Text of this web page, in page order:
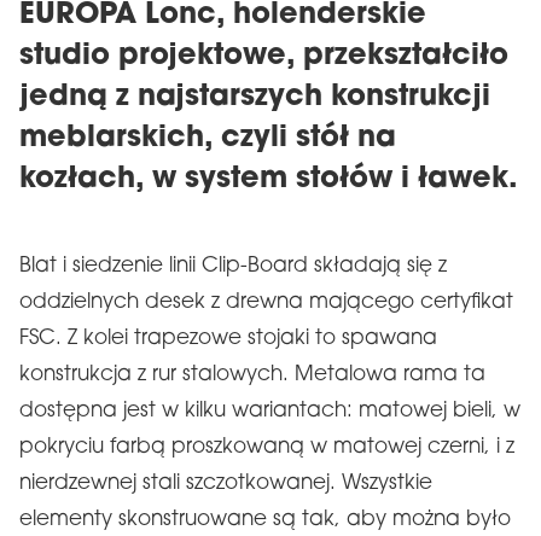
EUROPA Lonc, holenderskie
studio projektowe, przekształciło
jedną z najstarszych konstrukcji
meblarskich, czyli stół na
kozłach, w system stołów i ławek.
Blat i siedzenie linii Clip-Board składają się z
oddzielnych desek z drewna mającego certyfikat
FSC. Z kolei trapezowe stojaki to spawana
konstrukcja z rur stalowych. Metalowa rama ta
dostępna jest w kilku wariantach: matowej bieli, w
pokryciu farbą proszkowaną w matowej czerni, i z
nierdzewnej stali szczotkowanej. Wszystkie
elementy skonstruowane są tak, aby można było